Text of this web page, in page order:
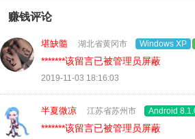
赚钱评论
堪缺髓 湖北省黄冈市 Windows XP
*******该留言已被管理员屏蔽
2019-11-03 18:16:03
半夏微凉 江苏省苏州市 Android
*******该留言已被管理员屏蔽